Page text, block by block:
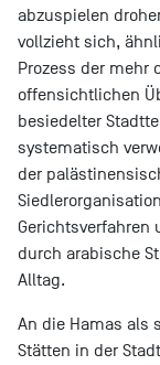
abzuspielen
vollzieht sich,
Prozess der mehr
offensichtlichen
besiedelter
systematisch
der
Gerichtsverfahren
durch arabische
Alltag.
An die Hamas als
Stätten in der